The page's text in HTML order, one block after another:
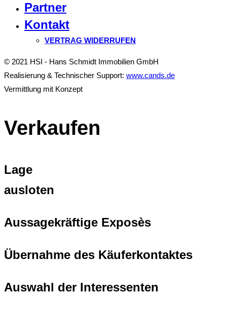
Partner
Kontakt
VERTRAG WIDERRUFEN
© 2021 HSI - Hans Schmidt Immobilien GmbH
Realisierung & Technischer Support: www.cands.de
Vermittlung mit Konzept
Verkaufen
Lage
ausloten
Aussagekräftige Exposès
Übernahme des Käuferkontaktes
Auswahl der Interessenten